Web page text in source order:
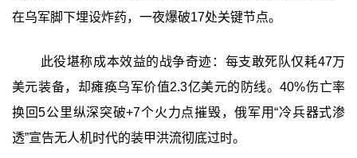
在乌军脚下埋设炸药，一夜爆破17处关键节点。
此役堪称成本效益的战争奇迹：每支敢死队仅耗47万
美元装备，却瘫痪乌军价值2.3亿美元的防线。40%伤亡率
换回5公里纵深突破+7个火力点摧毁，俄军用“冷兵器式渗
透”宣告无人机时代的装甲洪流彻底过时。